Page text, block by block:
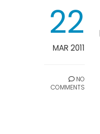
22
MAR 2011
NO
COMMENTS